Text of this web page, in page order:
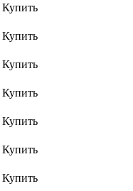
Купить
Купить
Купить
Купить
Купить
Купить
Купить